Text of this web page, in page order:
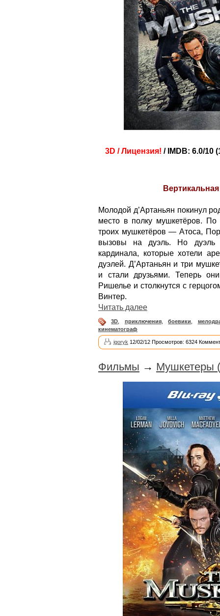
3D / Лицензия! / IMDB: 6.0/10
Молодой д’Артаньян покинул
место в полку мушкетёров. По
троих мушкетёров — Атоса,
вызовы на дуэль. Но дуэль
кардинала, которые хотели
дуэлей. Д’Артаньян и три
и стали друзьями. Теперь
Ришелье и столкнутся с
Винтер.
Читать далее
3D приключения, боевики
кинематограф
igoryk 12/02/12 Просмотров: 6324
Фильмы → Мушкетеры